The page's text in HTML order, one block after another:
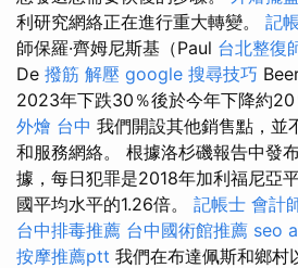
利研究網絡正在進行重大轉變。 記
師保羅·齊姆尼斯基（Paul 台北整復
De 撥筋 解壓 google 搜尋技巧
2023年下跌30％後於今年下降約20
外燴 台中 我們開設其他銷售點，並
和服務網絡。 根據洛杉磯報告中發
據，每日犯罪是2018年加利福尼亞
國平均水平的1.26倍。 記帳士 會計
台中排毒推薦 台中國術館推薦 seo
按摩推薦ptt 我們在布達佩斯和鄉村